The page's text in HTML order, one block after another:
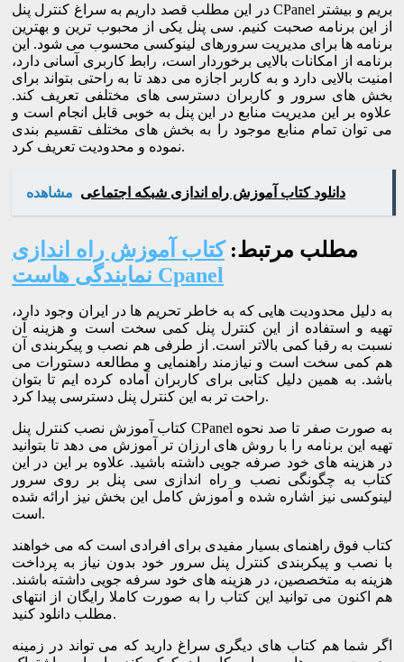
در این مطلب قصد داریم به سراغ کنترل پنل CPanel بریم و بیشتر
از این برنامه صحبت کنیم. سی پنل یکی از محبوب ترین و بهترین
برنامه ها برای مدیریت سرورهای لینوکسی محسوب می شود. این
برنامه از امکانات بالایی برخوردار است، رابط کاربری آسانی دارد،
امنیت بالایی دارد و به کاربر اجازه می دهد تا به راحتی بتواند برای
بخش های سرور و کاربران دسترسی های مختلفی تعریف کند.
علاوه بر این مدیریت منابع در این پنل به خوبی قابل انجام است و
می توان تمام منابع موجود را به بخش های مختلف تقسیم بندی
نموده و محدودیت تعریف کرد.
مشاهده دانلود کتاب آموزش راه اندازی شبکه اجتماعی
مطلب مرتبط:کتاب آموزش راه اندازی
نمایندگی هاست Cpanel
به دلیل محدودیت هایی که به خاطر تحریم ها در ایران وجود دارد،
تهیه و استفاده از این کنترل پنل کمی سخت است و هزینه آن
نسبت به رقبا کمی بالاتر است. از طرفی هم نصب و پیکربندی آن
هم کمی سخت است و نیازمند راهنمایی و مطالعه دستورات می
باشد. به همین دلیل کتابی برای کاربران آماده کرده ایم تا بتوان
راحت تر به این کنترل پنل دسترسی پیدا کرد.
کتاب آموزش نصب کنترل پنل CPanel به صورت صفر تا صد نحوه
تهیه این برنامه را با روش های ارزان تر آموزش می دهد تا بتوانید
در هزینه های خود صرفه جویی داشته باشید. علاوه بر این در این
کتاب به چگونگی نصب و راه اندازی سی پنل بر روی سرور
لینوکسی نیز اشاره شده و آموزش کامل این بخش نیز ارائه شده
است.
کتاب فوق راهنمای بسیار مفیدی برای افرادی است که می خواهند
با نصب و پیکربندی کنترل پنل سرور خود بدون نیاز به پرداخت
هزینه به متخصصین، در هزینه های خود سرفه جویی داشته باشند.
هم اکنون می توانید این کتاب را به صورت کاملا رایگان از انتهای
مطلب دانلود کنید.
اگر شما هم کتاب های دیگری سراغ دارید که می تواند در زمینه